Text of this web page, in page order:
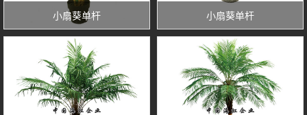
小扇葵单杆 小扇葵单杆